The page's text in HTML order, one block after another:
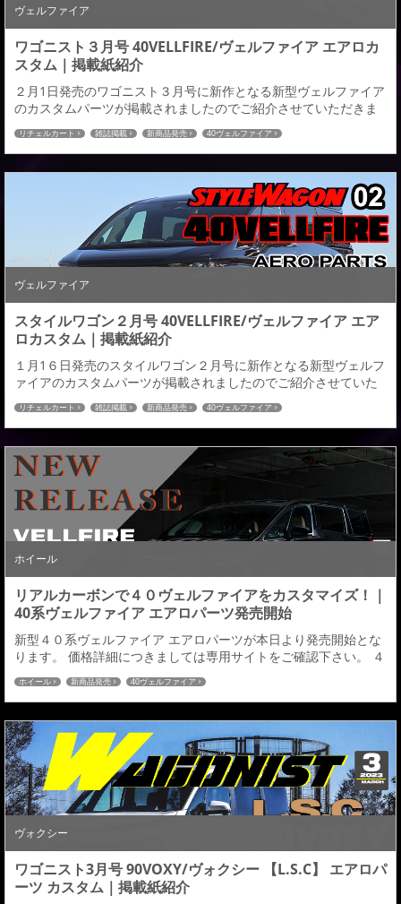
ヴェルファイア
ワゴニスト３月号 40VELLFIRE/ヴェルファイア エアロカ
スタム｜掲載紙紹介
２月1日発売のワゴニスト３月号に新作となる新型ヴェルファイア
のカスタムパーツが掲載されましたのでご紹介させていただきま
す。 フラップ基調としたディフューザータイプを採用。拘りのあ
るお客様に提案する、リアルカーボン（CFRP)を部分的に採用した
カーボン仕様も設定し個性を高めます。 取材ページの他にもホイ
ールメーカーWEDS様の2024新作ホイールの広告にも掲載してい
ただいていますのでこちらもご紹介さ...
リチェルカート 雑誌掲載 新商品発売 40ヴェルファイア
ヴェルファイア
スタイルワゴン２月号 40VELLFIRE/ヴェルファイア エア
ロカスタム｜掲載紙紹介
１月1６日発売のスタイルワゴン２月号に新作となる新型ヴェルフ
ァイアのカスタムパーツが掲載されましたのでご紹介させていた
だきます。 フラップ基調としたディフューザータイプを採用。拘
りのあるお客様に提案する、リアルカーボン（CFRP)を部分的に採
用したカーボン仕様も設定し個性を高めます。 取材ページの他に
もホイールメーカーWEDS様の2024新作ホイールの広告にも掲載
していただいていますのでこちらもご...
リチェルカート 雑誌掲載 新商品発売 40ヴェルファイア
ホイール
リアルカーボンで４０ヴェルファイアをカスタマイズ！｜
40系ヴェルファイア エアロパーツ発売開始
新型４０系ヴェルファイア エアロパーツが本日より発売開始とな
ります。 価格詳細につきましては専用サイトをご確認下さい。 ４
０VELLFIRE専用サイト ↑クリック↑ ■フロントアンダースポイラ
ーセンター部左右に立ち上がりを設けたキャラクターデザインを
きっかけに、サイド部との面角の違いを表現しデザインの変化の
特徴を与えた造形美のあるオリジナルデザインとしました。また
アウトラインはストレートデザインに...
ホイール 新商品発売 40ヴェルファイア
ヴォクシー
ワゴニスト3月号 90VOXY/ヴォクシー 【L.S.C】 エアロパ
ーツ カスタム｜掲載紙紹介